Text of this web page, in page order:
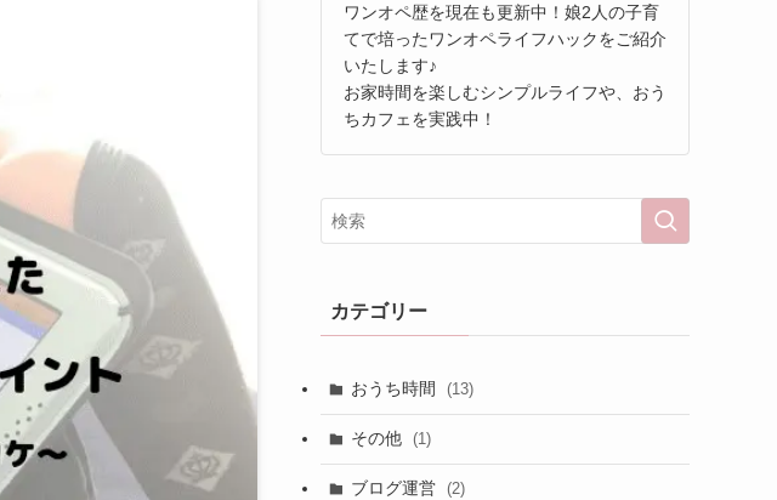
ワンオペ歴を現在も更新中！娘2人の子育
てで培ったワンオペライフハックをご紹介
いたします♪
お家時間を楽しむシンプルライフや、おう
ちカフェを実践中！
カテゴリー
おうち時間 (13)
その他 (1)
ブログ運営 (2)